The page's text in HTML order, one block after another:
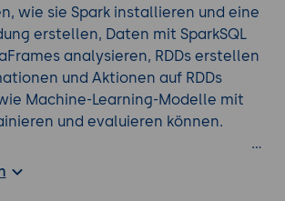
wie sie Spark installieren und eine
erstellen, Daten mit SparkSQL
analysieren, RDDs erstellen
und Aktionen auf RDDs
Machine-Learning-Modelle mit
und evaluieren können.
Projekt zur Vorhersage von